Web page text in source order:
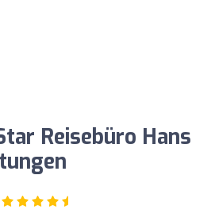
Reisebüro Hans